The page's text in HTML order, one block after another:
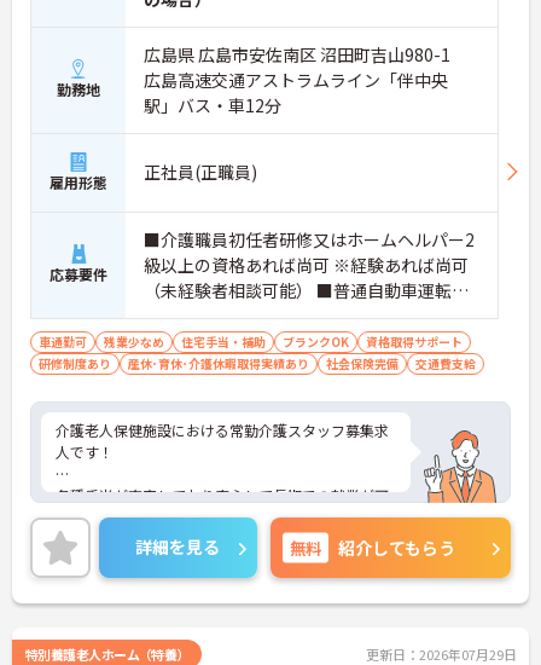
勤務地
広島県 広島市安佐南区 沼田町吉山980-1
広島高速交通アストラムライン「伴中央
駅」バス・車12分
雇用形態 正社員(正職員)
応募要件
■介護職員初任者研修又はホームヘルパー2
級以上の資格あれば尚可 ※経験あれば尚可
（未経験者相談可能） ■普通自動車運転免
許（通勤用）
車通勤可 残業少なめ 住宅手当・補助 ブランクOK
資格取得サポート
研修制度あり
産休･育休･介護休暇取得実績あり 社会保険完備 交通費支給
介護老人保健施設における常勤介護スタッフ募集求
人です！
各種手当が充実しており安心して長期での就業が可
能です！残業も少なくお仕事の後の時間も有効に使
えます！
ご興味ある方には、面接のポイントなど、さらに詳
細をお話致しますのでお気軽にご相談ください。
詳細を見る 無料 紹介してもらう
特別養護老人ホーム（特養） 更新日：2026年07月29日